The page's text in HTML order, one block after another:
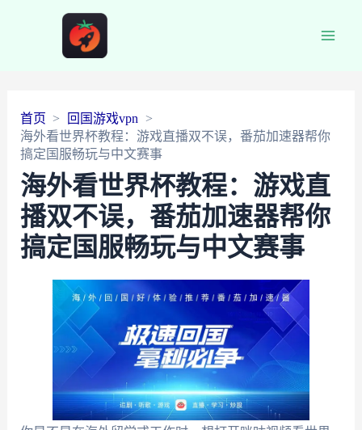
首页
回国游戏vpn
海外看世界杯教程：游戏直播双不误，番茄加速器帮你
搞定国服畅玩与中文赛事
海外看世界杯教程：游戏直
播双不误，番茄加速器帮你
搞定国服畅玩与中文赛事